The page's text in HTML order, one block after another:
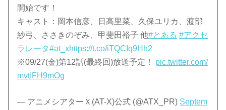
開始です！
キャスト：岡本信彦、日高里菜、久保ユリカ、渡部
紗弓、ささきのぞみ、甲斐田裕子 他#とある #アクセ
ラレータ#at_xhttps://t.co/iTQCIq9Hh2
※09/27(金)第12話(最終回)放送予定！ pic.twitter.com/
mvtIFH9mOg
— アニメシアターＸ(AT-X)公式 (@ATX_PR) Septem